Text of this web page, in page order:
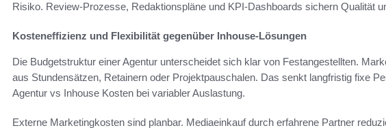
Risiko. Review-Prozesse, Redaktionspläne und KPI-Dashboards sichern Qualität
Kosteneffizienz und Flexibilität gegenüber Inhouse-Lösungen
Die Budgetstruktur einer Agentur unterscheidet sich klar von Festangestellten.
aus Stundensätzen, Retainern oder Projektpauschalen. Das senkt langfristig fixe
Agentur vs Inhouse Kosten bei variabler Auslastung.
Externe Marketingkosten sind planbar. Mediaeinkauf durch erfahrene Partner